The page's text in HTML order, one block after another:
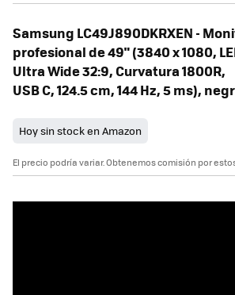
Samsung LC49J890DKRXEN -
profesional de 49" ‎(3840 x 1080,
Ultra Wide 32:9, Curvatura 1800R,
USB C, 124.5 cm, 144 Hz, 5 ms),
Hoy sin stock en Amazon
El precio podría variar. Obtenemos comisión por